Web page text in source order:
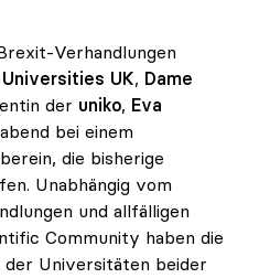
Verhandlungen
Universities UK, Dame
der uniko, Eva
bei einem
die bisherige
Unabhängig vom
und allfälligen
Community haben die
Universitäten beider